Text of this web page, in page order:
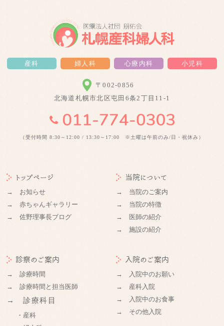
産科 婦人科 心療内科 小児科
〒002-0856
北海道札幌市北区屯田6条2丁目11-1
（受付時間 8:30～12:00 / 13:30～17:00 ※土曜は午前のみ/日・祝休み）
トップページ
→ お知らせ
→ 赤ちゃんギャラリー
→ 佐野理事長ブログ
当院について
→ 当院のご案内
→ 当院の特徴
→ 医師の紹介
→ 施設の紹介
診察のご案内
→ 診療時間
→ 診療時間と担当医師
→ 診療科目
・産科
入院のご案内
→ 入院中のお願い
→ 産科入院
→ 入院中のお食事
→ その他入院